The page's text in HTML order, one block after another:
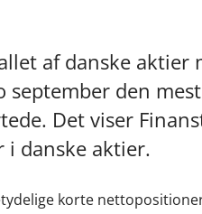
af danske aktier
den
Det viser
danske aktier.
korte